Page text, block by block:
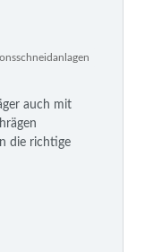
auch mit
die richtige